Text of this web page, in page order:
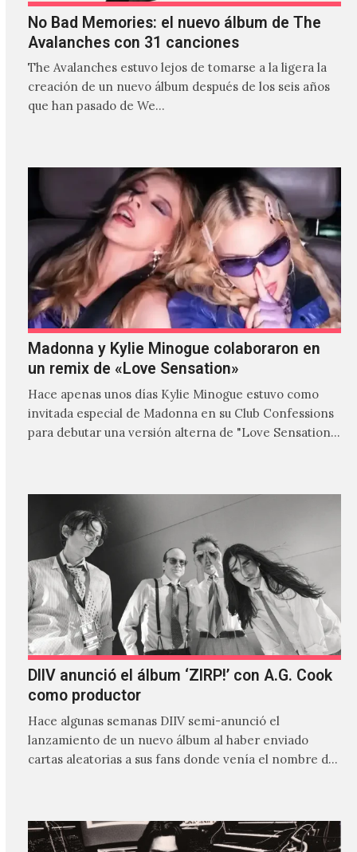
No Bad Memories: el nuevo álbum de The
Avalanches con 31 canciones
The Avalanches estuvo lejos de tomarse a la ligera la
creación de un nuevo álbum después de los seis años
que han pasado de We…
Madonna y Kylie Minogue colaboraron en
un remix de «Love Sensation»
Hace apenas unos días Kylie Minogue estuvo como
invitada especial de Madonna en su Club Confessions
para debutar una versión alterna de "Love Sensation",
DIIV anunció el álbum ‘ZIRP!’ con A.G. Cook
como productor
Hace algunas semanas DIIV semi-anunció el
lanzamiento de un nuevo álbum al haber enviado
cartas aleatorias a sus fans donde venía el nombre de